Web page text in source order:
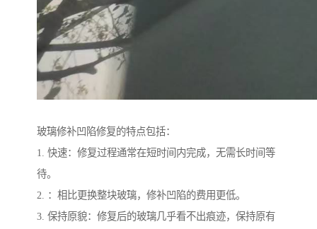
玻璃修补凹陷修复的特点包括：
1. 快速：修复过程通常在短时间内完成，无需长时间等
待。
2. ：相比更换整块玻璃，修补凹陷的费用更低。
3. 保持原貌：修复后的玻璃几乎看不出痕迹，保持原有